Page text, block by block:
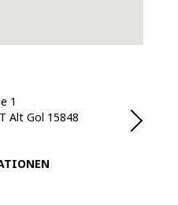
1
Alt Gol 15848
Backnang
Deutschland